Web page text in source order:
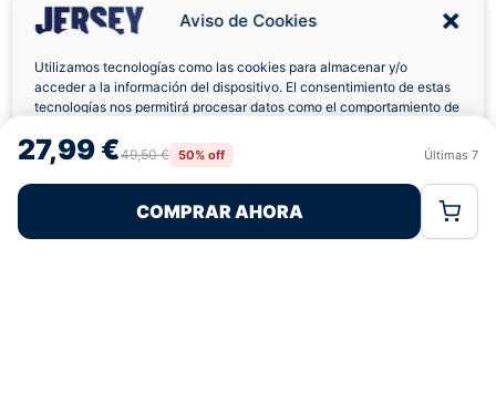
Aviso de Cookies
Utilizamos tecnologías como las cookies para almacenar y/o
acceder a la información del dispositivo. El consentimiento de estas
tecnologías nos permitirá procesar datos como el comportamiento de
retirar el consentimiento, puede afectar negativamente a ciertas
características y funciones.
Rechazar
Política de CookiesPolítica de Privacidad
27,99 €49,50 € 50% off Últimas 7
COMPRAR AHORA
Envíos a Domicilio Devolución 7 Días
Pagos 100% Seguros Ofertas Sin Límites